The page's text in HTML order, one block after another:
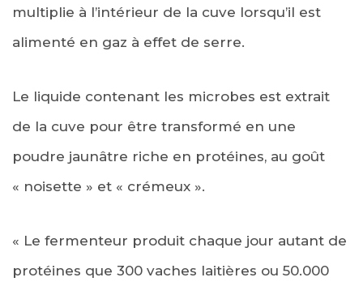
multiplie à l’intérieur de la cuve lorsqu’il est
alimenté en gaz à effet de serre.
Le liquide contenant les microbes est extrait
de la cuve pour être transformé en une
poudre jaunâtre riche en protéines, au goût
« noisette » et « crémeux ».
« Le fermenteur produit chaque jour autant de
protéines que 300 vaches laitières ou 50.000